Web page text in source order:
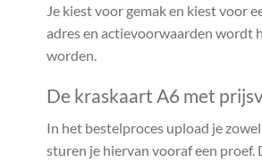
Je kiest voor gemak en kiest voor
adres en actievoorwaarden wordt
worden.
De kraskaart A6 met
In het bestelproces upload je
sturen je hiervan vooraf een